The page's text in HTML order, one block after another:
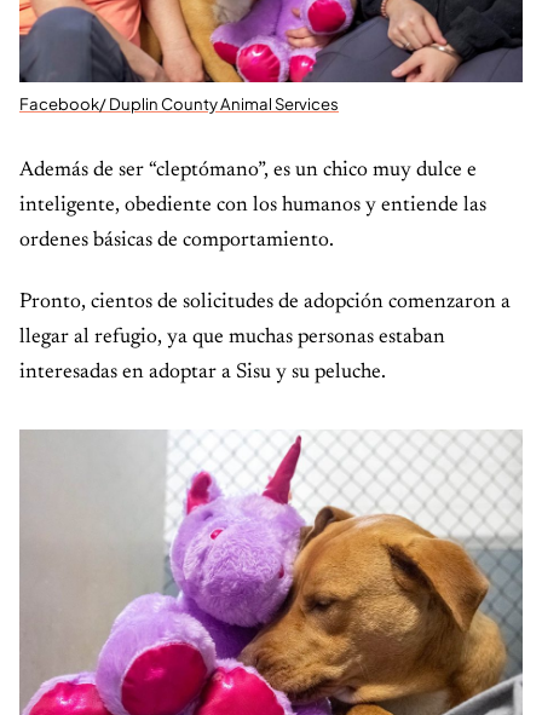
Facebook/ Duplin County Animal Services
Además de ser “cleptómano”, es un chico muy dulce e
inteligente, obediente con los humanos y entiende las
ordenes básicas de comportamiento.
Pronto, cientos de solicitudes de adopción comenzaron a
llegar al refugio, ya que muchas personas estaban
interesadas en adoptar a Sisu y su peluche.